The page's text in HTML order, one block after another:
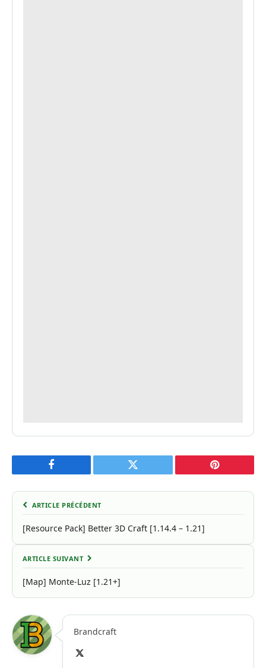
Facebook Twitter Pinterest
ARTICLE PRÉCÉDENT
[Resource Pack] Better 3D Craft [1.14.4 – 1.21]
ARTICLE SUIVANT
[Map] Monte-Luz [1.21+]
Brandcraft
X